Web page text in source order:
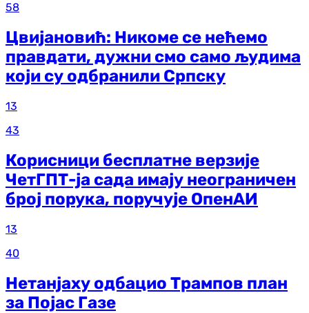
58
Цвијановић: Никоме се нећемо
правдати, дужни смо само људима
који су одбранили Српску
13
43
Корисници бесплатне верзије
ЧетГПТ-ја сада имају неограничен
број порука, поручује ОпенАИ
13
40
Нетанјаху одбацио Трампов план
за Појас Газе